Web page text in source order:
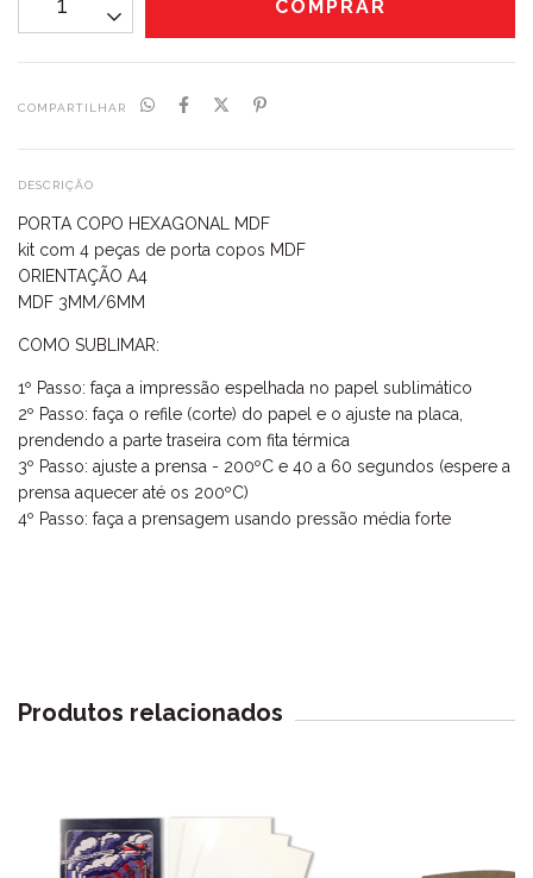
COMPARTILHAR
DESCRIÇÃO
PORTA COPO HEXAGONAL MDF
kit com 4 peças de porta copos MDF
ORIENTAÇÃO A4
MDF 3MM/6MM
COMO SUBLIMAR:
1º Passo: faça a impressão espelhada no papel sublimático
2º Passo: faça o refile (corte) do papel e o ajuste na placa,
prendendo a parte traseira com fita térmica
3º Passo: ajuste a prensa - 200ºC e 40 a 60 segundos (espere a
prensa aquecer até os 200ºC)
4º Passo: faça a prensagem usando pressão média forte
Produtos relacionados